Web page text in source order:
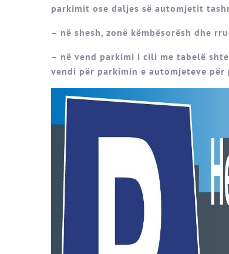
parkimit ose daljes së automjetit
– në shesh, zonë këmbësorësh dhe
– në vend parkimi i cili me tabelë
vendi për parkimin e automjeteve për